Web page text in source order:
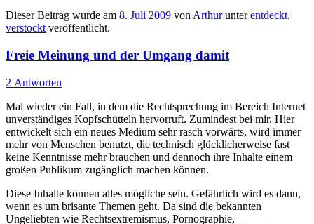
Dieser Beitrag wurde am 8. Juli 2009 von Arthurunterentdeckt,
verstockt veröffentlicht.
Freie Meinung und der Umgang damit
2 Antworten
Mal wieder ein Fall, in dem die Rechtsprechung im Bereich Internet
unverständiges Kopfschütteln hervorruft. Zumindest bei mir. Hier
entwickelt sich ein neues Medium sehr rasch vorwärts, wird immer
mehr von Menschen benutzt, die technisch glücklicherweise fast
keine Kenntnisse mehr brauchen und dennoch ihre Inhalte einem
großen Publikum zugänglich machen können.
Diese Inhalte können alles mögliche sein. Gefährlich wird es dann,
wenn es um brisante Themen geht. Da sind die bekannten
Ungeliebten wie Rechtsextremismus, Pornographie,